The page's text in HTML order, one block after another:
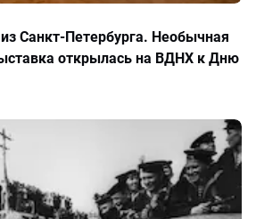
Санкт-Петербурга. Необычная
открылась на ВДНХ к Дню